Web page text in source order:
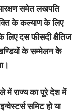
समेत लखपति
के कल्याण के लिए
दस फीसदी क्षैतिज
के सम्मेलन केे
में राज्य का पूरे देश में
समिट हो या